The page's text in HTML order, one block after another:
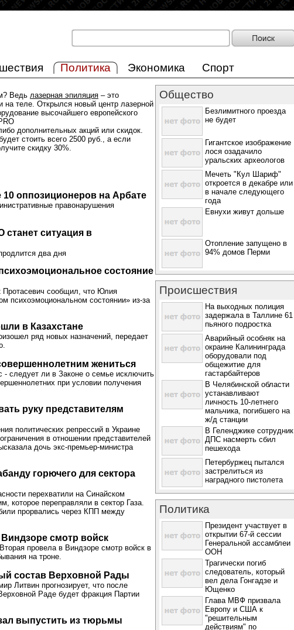
Политика Экономика
Спорт
Ведь лазерная эпиляция – это
теле. Открылся новый центр лазерной
высочайшего европейского
дополнительных акций или скидок.
стоить всего 2500 руб., а если
скидку 30%.
оппозиционеров на Арбате
правонарушения
ситуация в
два дня
состояние
Протасевич сообщил, что Юлия
психоэмоциональном состоянии» из-за
в Казахстане
ряд новых назначений, передает
жениться
- следует ли в Законе о семье исключить
при условии получения
руку представителям
политических репрессий в Украине
в отношении представителей
дочь экс-премьер-министра
горючего для сектора
перехватили на Синайском
которое переправляли в сектор Газа.
прорвались через КПП между
смотр войск
провела в Виндзоре смотр войск в
на троне.
состав Верховной Рады
Литвин прогнозирует, что после
Раде будет фракция Партии
выпустить из тюрьмы
Общество
Безлимитного проезда
не будет
Гигантское изображение
лося озадачило
уральских археологов
Мечеть "Кул Шариф"
откроется в декабре или
в начале следующего
года
Евнухи живут дольше
Отопление запущено в
94% домов Перми
Происшествия
На выходных полиция
задержала в Таллине 61
пьяного подростка
Аварийный особняк на
окраине Калининграда
оборудовали под
общежитие для
гастарбайтеров
В Челябинской области
устанавливают
личность 10-летнего
мальчика, погибшего на
ж/д станции
В Геленджике сотрудник
ДПС насмерть сбил
пешехода
Петербуржец пытался
застрелиться из
наградного пистолета
Политика
Президент участвует в
открытии 67-й сессии
Генеральной ассамблеи
ООН
Трагически погиб
следователь, который
вел дела Гонгадзе и
Ющенко
Глава МВФ призвала
Европу и США к
"решительным
действиям" по